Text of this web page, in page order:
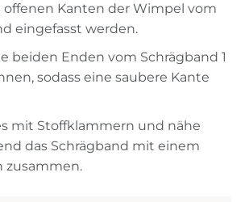
offenen Kanten der Wimpel vom
eingefasst werden.
beiden Enden vom Schrägband 1
sodass eine saubere Kante
mit Stoffklammern und nähe
das Schrägband mit einem
zusammen.